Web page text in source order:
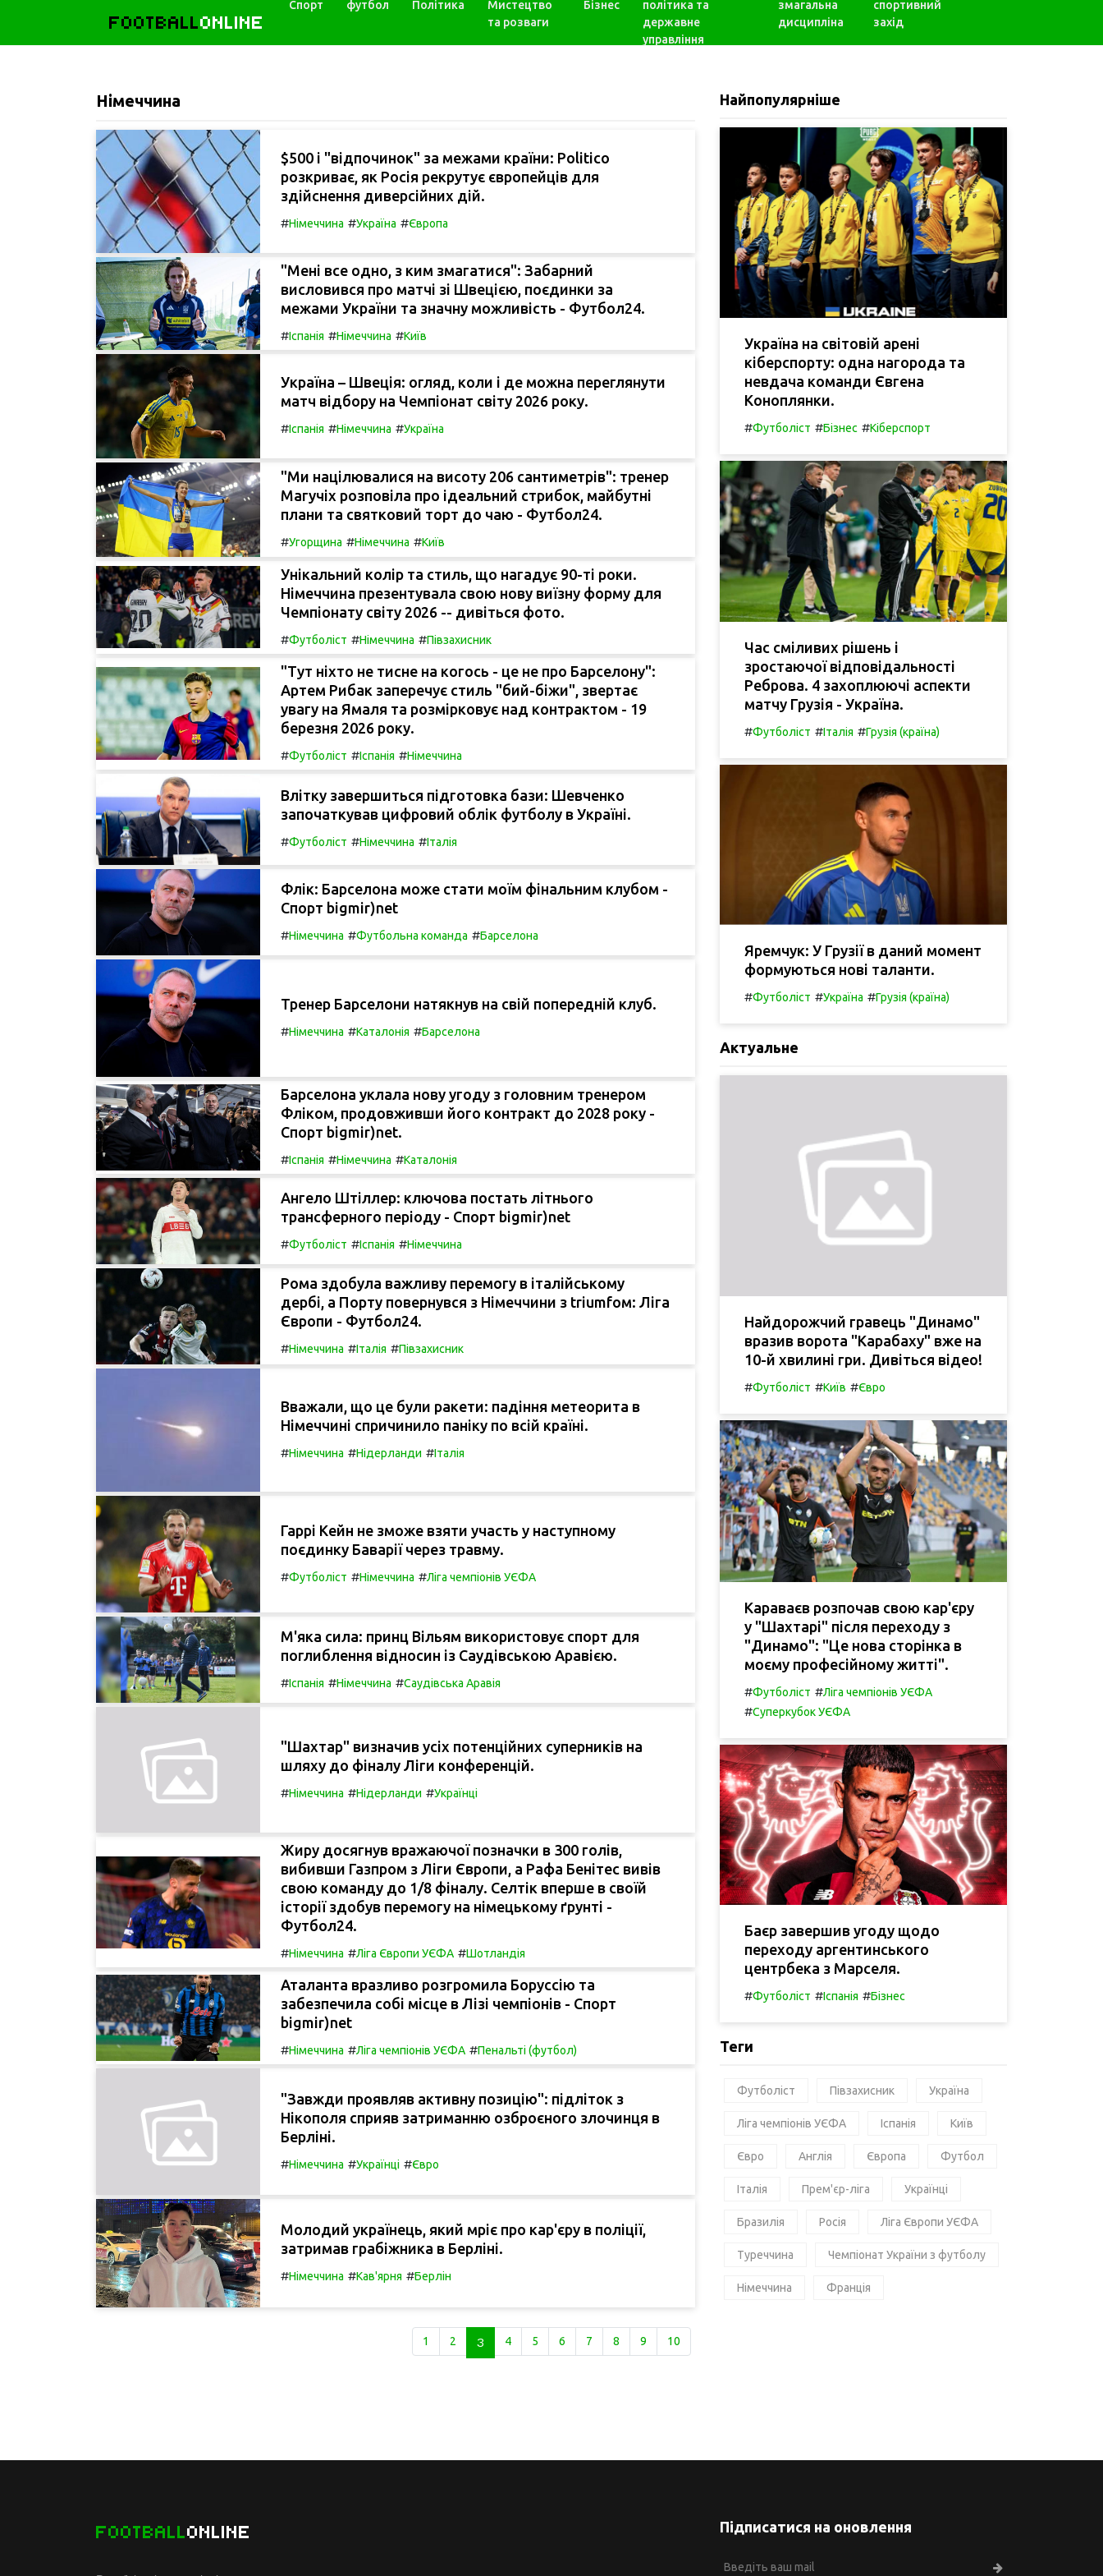
FOOTBALLONLINE
Спорт футбол Політика
Мистецтво
та розваги
Бізнес
політика та
державне
управління
змагальна
дисципліна
спортивний
захід
Німеччина
$500 і "відпочинок" за межами країни: Politico
розкриває, як Росія рекрутує європейців для
здійснення диверсійних дій.
#Німеччина #Україна #Європа
"Мені все одно, з ким змагатися": Забарний
висловився про матчі зі Швецією, поєдинки за
межами України та значну можливість - Футбол24.
#Іспанія #Німеччина #Київ
Україна – Швеція: огляд, коли і де можна переглянути
матч відбору на Чемпіонат світу 2026 року.
#Іспанія #Німеччина #Україна
"Ми націлювалися на висоту 206 сантиметрів": тренер
Магучіх розповіла про ідеальний стрибок, майбутні
плани та святковий торт до чаю - Футбол24.
#Угорщина #Німеччина #Київ
Унікальний колір та стиль, що нагадує 90-ті роки.
Німеччина презентувала свою нову виїзну форму для
Чемпіонату світу 2026 -- дивіться фото.
#Футболіст #Німеччина #Півзахисник
"Тут ніхто не тисне на когось - це не про Барселону":
Артем Рибак заперечує стиль "бий-біжи", звертає
увагу на Ямаля та розмірковує над контрактом - 19
березня 2026 року.
#Футболіст #Іспанія #Німеччина
Влітку завершиться підготовка бази: Шевченко
започаткував цифровий облік футболу в Україні.
#Футболіст #Німеччина #Італія
Флік: Барселона може стати моїм фінальним клубом -
Спорт bigmir)net
#Німеччина #Футбольна команда #Барселона
Тренер Барселони натякнув на свій попередній клуб.
#Німеччина #Каталонія #Барселона
Барселона уклала нову угоду з головним тренером
Фліком, продовживши його контракт до 2028 року -
Спорт bigmir)net.
#Іспанія #Німеччина #Каталонія
Ангело Штіллер: ключова постать літнього
трансферного періоду - Спорт bigmir)net
#Футболіст #Іспанія #Німеччина
Рома здобула важливу перемогу в італійському
дербі, а Порту повернувся з Німеччини з triumfом: Ліга
Європи - Футбол24.
#Німеччина #Італія #Півзахисник
Вважали, що це були ракети: падіння метеорита в
Німеччині спричинило паніку по всій країні.
#Німеччина #Нідерланди #Італія
Гаррі Кейн не зможе взяти участь у наступному
поєдинку Баварії через травму.
#Футболіст #Німеччина #Ліга чемпіонів УЄФА
М'яка сила: принц Вільям використовує спорт для
поглиблення відносин із Саудівською Аравією.
#Іспанія #Німеччина #Саудівська Аравія
"Шахтар" визначив усіх потенційних суперників на
шляху до фіналу Ліги конференцій.
#Німеччина #Нідерланди #Українці
Жиру досягнув вражаючої позначки в 300 голів,
вибивши Газпром з Ліги Європи, а Рафа Бенітес вивів
свою команду до 1/8 фіналу. Селтік вперше в своїй
історії здобув перемогу на німецькому ґрунті -
Футбол24.
#Німеччина #Ліга Європи УЄФА #Шотландія
Аталанта вразливо розгромила Боруссію та
забезпечила собі місце в Лізі чемпіонів - Спорт
bigmir)net
#Німеччина #Ліга чемпіонів УЄФА #Пенальті (футбол)
"Завжди проявляв активну позицію": підліток з
Нікополя сприяв затриманню озброєного злочинця в
Берліні.
#Німеччина #Українці #Євро
Молодий українець, який мріє про кар'єру в поліції,
затримав грабіжника в Берліні.
#Німеччина #Кав'ярня #Берлін
Найпопулярніше
Україна на світовій арені
кіберспорту: одна нагорода та
невдача команди Євгена
Коноплянки.
#Футболіст #Бізнес #Кіберспорт
Час сміливих рішень і
зростаючої відповідальності
Реброва. 4 захоплюючі аспекти
матчу Грузія - Україна.
#Футболіст #Італія #Грузія (країна)
Яремчук: У Грузії в даний момент
формуються нові таланти.
#Футболіст #Україна #Грузія (країна)
Актуальне
Найдорожчий гравець "Динамо"
вразив ворота "Карабаху" вже на
10-й хвилині гри. Дивіться відео!
#Футболіст #Київ #Євро
Караваєв розпочав свою кар'єру
у "Шахтарі" після переходу з
"Динамо": "Це нова сторінка в
моєму професійному житті".
#Футболіст #Ліга чемпіонів УЄФА
#Суперкубок УЄФА
Баєр завершив угоду щодо
переходу аргентинського
центрбека з Марселя.
#Футболіст #Іспанія #Бізнес
Теги
Футболіст Півзахисник Україна
Ліга чемпіонів УЄФА Іспанія Київ
Євро Англія Європа Футбол
Італія Прем'єр-ліга Українці
Бразилія Росія Ліга Європи УЄФА
Туреччина Чемпіонат України з футболу
Німеччина Франція
1 2 3 4 5 6 7 8 9 10
FOOTBALLONLINE Підписатися на оновлення